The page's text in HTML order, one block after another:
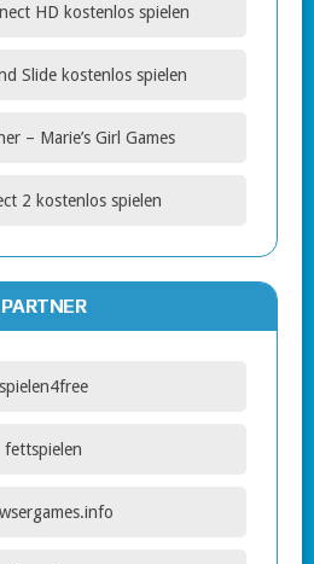
HD kostenlos spielen
Slide kostenlos spielen
– Marie’s Girl Games
2 kostenlos spielen
PARTNER
spielen4free
fettspielen